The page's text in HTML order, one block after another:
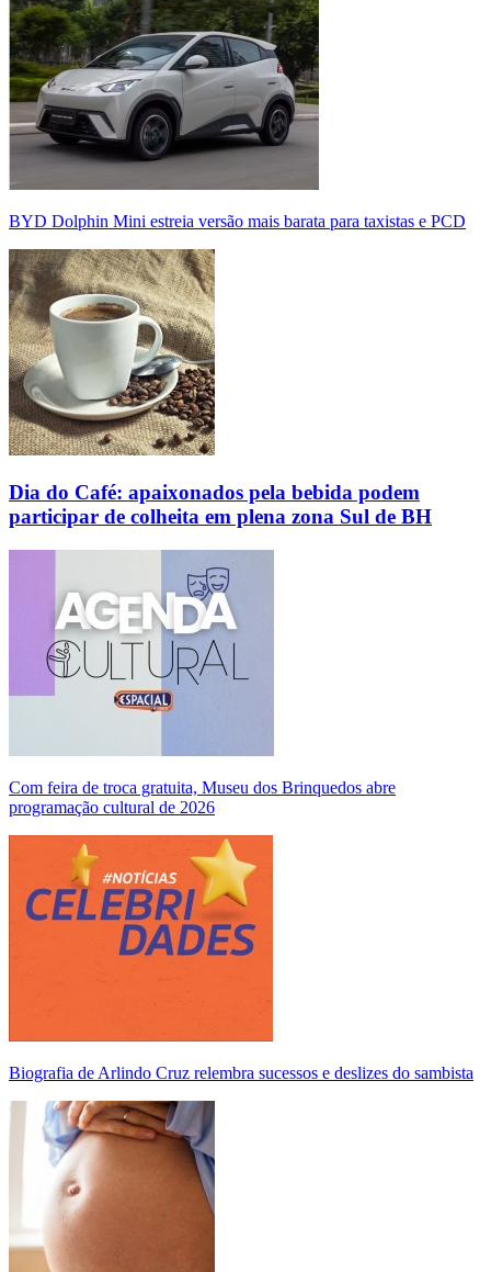
BYD Dolphin Mini estreia versão mais barata para taxistas e PCD
Dia do Café: apaixonados pela bebida podem
participar de colheita em plena zona Sul de BH
Com feira de troca gratuita, Museu dos Brinquedos abre
programação cultural de 2026
Biografia de Arlindo Cruz relembra sucessos e deslizes do sambista